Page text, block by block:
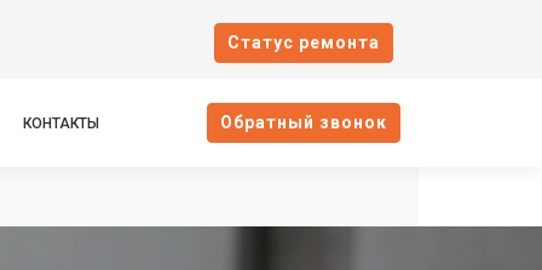
Cтатус ремонта
КОНТАКТЫ Oбратный звонок